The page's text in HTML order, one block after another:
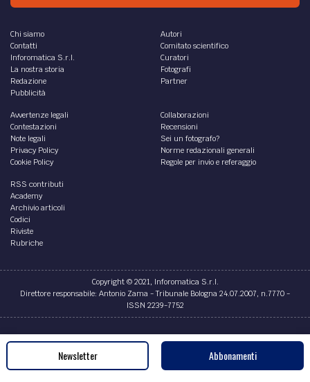
Chi siamo
Contatti
Inforomatica S.r.l.
La nostra storia
Redazione
Pubblicità
Autori
Comitato scientifico
Curatori
Fotografi
Partner
Avvertenze legali
Contestazioni
Note legali
Privacy Policy
Cookie Policy
Collaborazioni
Recensioni
Sei un fotografo?
Norme redazionali generali
Regole per invio e referaggio
RSS contributi
Academy
Archivio articoli
Codici
Riviste
Rubriche
Copyright © 2021, Inforomatica S.r.l.
Direttore responsabile: Antonio Zama - Tribunale Bologna 24.07.2007, n.7770 -
ISSN 2239-7752
Credits
Newsletter Abbonamenti